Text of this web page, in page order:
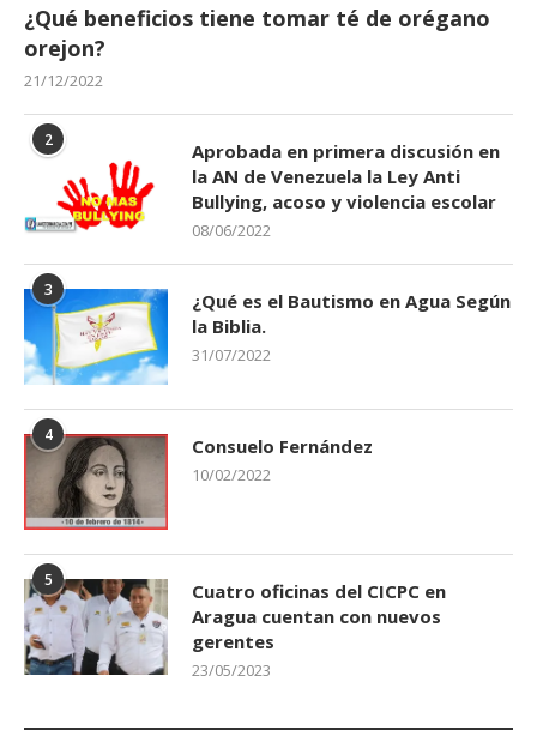
¿Qué beneficios tiene tomar té de orégano
orejon?
21/12/2022
2
Aprobada en primera discusión en
la AN de Venezuela la Ley Anti
Bullying, acoso y violencia escolar
08/06/2022
3
¿Qué es el Bautismo en Agua Según
la Biblia.
31/07/2022
4 Consuelo Fernández
10/02/2022
5
Cuatro oficinas del CICPC en
Aragua cuentan con nuevos
gerentes
23/05/2023